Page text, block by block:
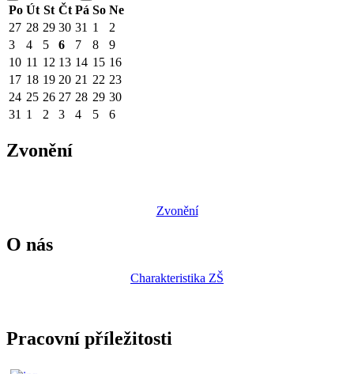
Po Út St Čt Pá So Ne
27 28 29 30 31 1
2
3
4 5 6 7 8
9
10 11 12 13 14 15 16
17 18 19 20 21 22 23
24 25 26 27 28 29 30
31 1 2 3 4 5 6
Zvonění
Zvonění
O nás
Charakteristika ZŠ
Pracovní příležitosti